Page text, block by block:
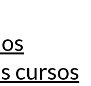
cursos